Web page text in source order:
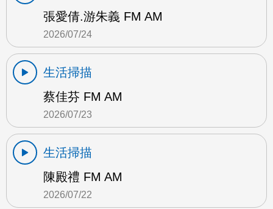
張愛倩.游朱義 FM AM
2026/07/24
生活掃描
蔡佳芬 FM AM
2026/07/23
生活掃描
陳殿禮 FM AM
2026/07/22